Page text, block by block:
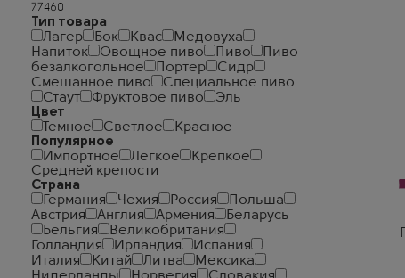
Тип товара
Лагер
Бок Квас
Медовуха
Напиток
Овощное пиво Пиво
Пиво
безалкогольное
Портер
Сидр
Смешанное пиво
Специальное пиво
Стаут
Фруктовое пиво
Эль
Цвет
Темное
Светлое
Красное
Популярное
Импортное
Легкое
Крепкое
Средней крепости
Страна
Германия
Чехия Россия
Польша
Австрия
Англия Армения
Беларусь
Бельгия
Великобритания
Голландия
Ирландия
Испания
Италия
Китай Литва
Мексика